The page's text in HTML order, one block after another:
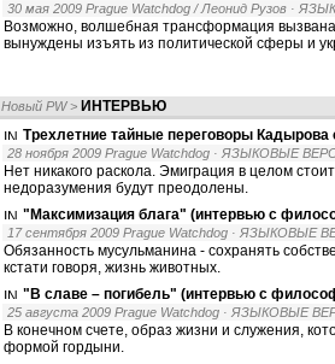
30 мая 2009 Prague Watchdog / Леонид Рузов ·
Возможно, волшебная трансформация
вынуждены изъять из политической сферы и
Новый PW > ИНТЕРВЬЮ
Трехлетние тайные переговоры
28 ноября 2009 Prague Watchdog · ЯЗЫКОВЫЕ
Нет никакого раскола. Эмиграция в целом
недоразумения будут преодолены.
"Максимизация блага" (интервью с
17 сентября 2009 Prague Watchdog · ЯЗЫКОВЫЕ
Обязанность мусульманина - сохранять
кстати говоря, жизнь животных.
"В славе – погибель" (интервью с
25 августа 2009 Prague Watchdog · ЯЗЫКОВЫЕ
В конечном счете, образ жизни и служения,
формой гордыни.